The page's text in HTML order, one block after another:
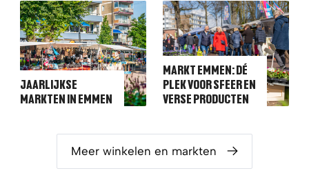
JAARLIJKSE
MARKTEN IN EMMEN
MARKT EMMEN: DÉ
PLEK VOOR SFEER EN
VERSE PRODUCTEN
Meer winkelen en markten